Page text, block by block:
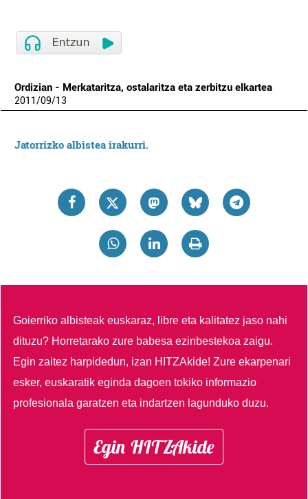
Ordizian - Merkataritza, ostalaritza eta zerbitzu elkartea
2011/09/13
Jatorrizko albistea irakurri.
Goierriko albisteak euskaraz, libre eta kalitatez jaso nahi
dituzu? Horretarako zure babesa ezinbestekoa zaigu.
Egin zaitez harpidedun, izan HITZAkide!Zure ekarpenari
esker, euskaratik eginda dagoen tokiko informazio
profesionala garatzen eta indartzen lagunduko duzu.
Egin HITZAkide